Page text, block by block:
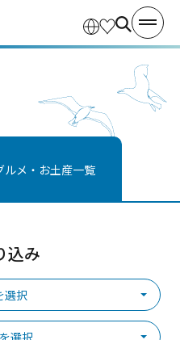
ルメ・お土産一覧
込み
選択
選択